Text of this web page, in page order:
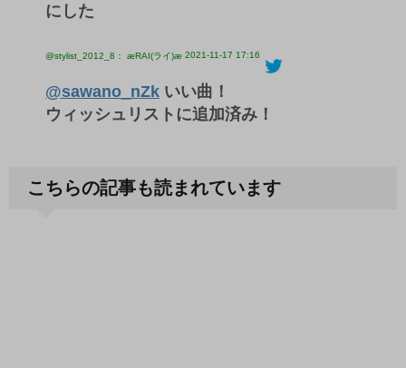
にした
@stylist_2012_8： æRAI(ライ)æ 2021-11-17 17:16
@sawano_nZk いい曲！
ウィッシュリストに追加済み！
こちらの記事も読まれています